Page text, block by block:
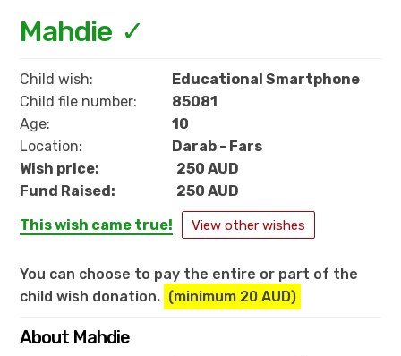
Mahdie
Child wish:
Educational Smartphone
Child file number:
85081
Age:
10
Location:
Darab - Fars
Wish price:
250 AUD
Fund Raised:
250 AUD
This wish came true! View other wishes
You can choose to pay the entire or part of the
child wish donation. (minimum 20 AUD)
About Mahdie